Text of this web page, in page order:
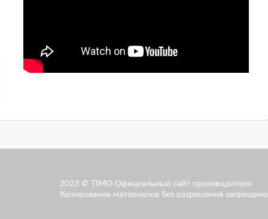
2023 © TIMO Официальный сайт производителя
Копирование материалов без разрешения запрещено